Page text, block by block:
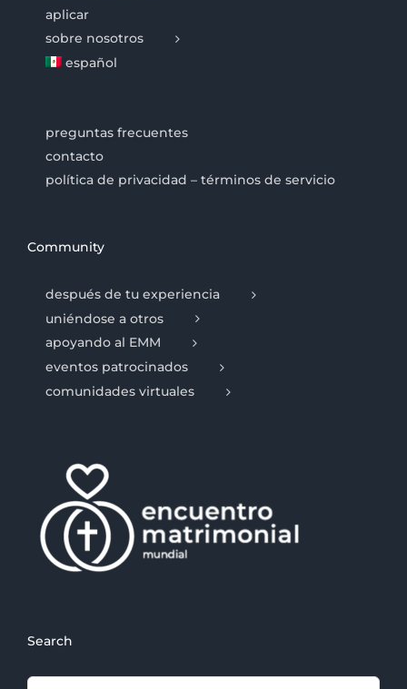
aplicar
sobre nosotros
español
preguntas frecuentes
contacto
política de privacidad – términos de servicio
Community
después de tu experiencia
uniéndose a otros
apoyando al EMM
eventos patrocinados
comunidades virtuales
Search